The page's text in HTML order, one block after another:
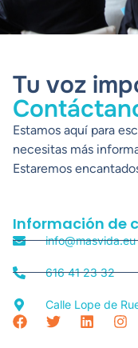
Tu voz
Estamos aquí para
necesitas más
Estaremos
Información de
info@masvida.eu
616 41 23 32
Calle Lope de